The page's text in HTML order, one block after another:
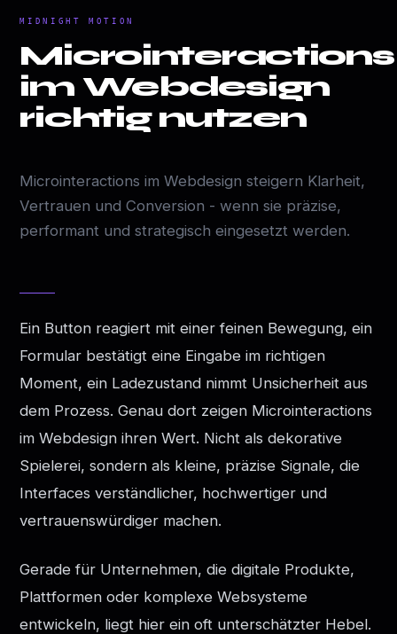
MIDNIGHT MOTION
Microinteractions
im Webdesign
richtig nutzen
Microinteractions im Webdesign steigern Klarheit,
Vertrauen und Conversion - wenn sie präzise,
performant und strategisch eingesetzt werden.
Ein Button reagiert mit einer feinen Bewegung, ein
Formular bestätigt eine Eingabe im richtigen
Moment, ein Ladezustand nimmt Unsicherheit aus
dem Prozess. Genau dort zeigen Microinteractions
im Webdesign ihren Wert. Nicht als dekorative
Spielerei, sondern als kleine, präzise Signale, die
Interfaces verständlicher, hochwertiger und
vertrauenswürdiger machen.
Gerade für Unternehmen, die digitale Produkte,
Plattformen oder komplexe Websysteme
entwickeln, liegt hier ein oft unterschätzter Hebel.